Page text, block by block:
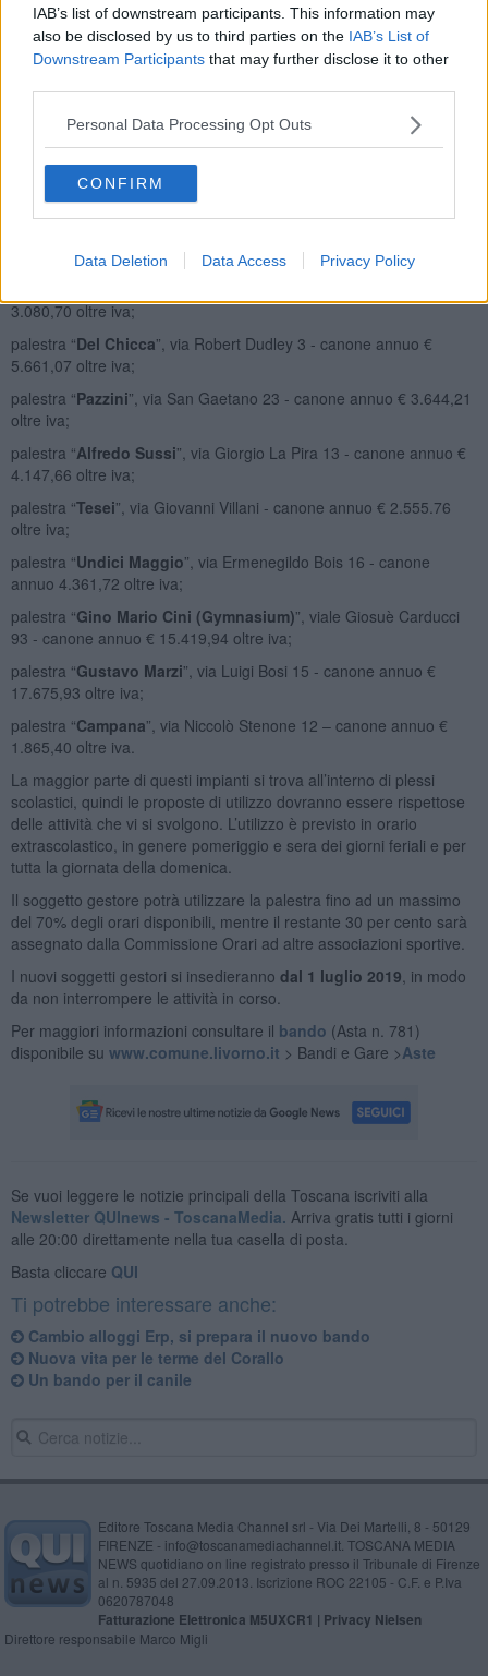
IAB’s list of downstream participants. This information may
also be disclosed by us to third parties on the IAB’s List of
Downstream Participants that may further disclose it to other
Personal Data Processing Opt Outs
CONFIRM
Data Deletion Data Access Privacy Policy
palestra “De Amicis”, viale Guglielmo Marconi 79 - canone annuo
€ 2.566,91 oltre iva;
palestra “Manlio Di Rosa”, via Tiberio Scali 74 - canone annuo €
3.899,58 oltre iva;
palestra “Gualtiero Follati”, via Dino Provenzal 29 - canone annuo
€ 9.890,71 oltre iva;
Lambruschini
annuo € 9.889,51 oltre iva;
977,82 oltre iva;
3.080,70 oltre iva;
palestra “Del Chicca”, via Robert Dudley 3 - canone annuo €
5.661,07 oltre iva;
palestra “Pazzini”, via San Gaetano 23 - canone annuo € 3.644,21
oltre iva;
palestra “Alfredo Sussi”, via Giorgio La Pira 13 - canone annuo €
4.147,66 oltre iva;
palestra “Tesei”, via Giovanni Villani - canone annuo € 2.555.76
oltre iva;
palestra “Undici Maggio”, via Ermenegildo Bois 16 - canone
annuo 4.361,72 oltre iva;
palestra “Gino Mario Cini (Gymnasium)”, viale Giosuè Carducci
93 - canone annuo € 15.419,94 oltre iva;
palestra “Gustavo Marzi”, via Luigi Bosi 15 - canone annuo €
17.675,93 oltre iva;
palestra “Campana”, via Niccolò Stenone 12 – canone annuo €
1.865,40 oltre iva.
La maggior parte di questi impianti si trova all’interno di plessi
scolastici, quindi le proposte di utilizzo dovranno essere rispettose
delle attività che vi si svolgono. L’utilizzo è previsto in orario
extrascolastico, in genere pomeriggio e sera dei giorni feriali e per
tutta la giornata della domenica.
Il soggetto gestore potrà utilizzare la palestra fino ad un massimo
del 70% degli orari disponibili, mentre il restante 30 per cento sarà
assegnato dalla Commissione Orari ad altre associazioni sportive.
I nuovi soggetti gestori si insedieranno dal 1 luglio 2019 , in modo
da non interrompere le attività in corso.
Per maggiori informazioni consultare il bando (Asta n. 781)
disponibile su www.comune.livorno.it > Bandi e Gare >Aste
Se vuoi leggere le notizie principali della Toscana iscriviti alla
Newsletter QUInews - ToscanaMedia. Arriva gratis tutti i giorni
alle 20:00 direttamente nella tua casella di posta.
Basta cliccare QUI
Ti potrebbe interessare anche:
Cambio alloggi Erp, si prepara il nuovo bando
Nuova vita per le terme del Corallo
Un bando per il canile
Editore Toscana Media Channel srl - Via Dei Martelli, 8 - 50129
FIRENZE - info@toscanamediachannel.it. TOSCANA MEDIA
NEWS quotidiano on line registrato presso il Tribunale di Firenze
al n. 5935 del 27.09.2013. Iscrizione ROC 22105 - C.F. e P.Iva
0620787048
Fatturazione Elettronica M5UXCR1 | Privacy Nielsen
Direttore responsabile Marco Migli